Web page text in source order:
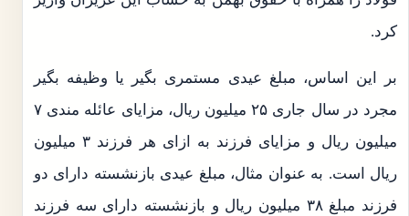
کرد.
بر این اساس، مبلغ عیدی مستمری بگیر یا وظیفه بگیر
مجرد در سال جاری ۲۵ میلیون ریال، مزایای عائله مندی ۷
میلیون ریال و مزایای فرزند به ازای هر فرزند ۳ میلیون
ریال است. به عنوان مثال، مبلغ عیدی بازنشسته دارای دو
فرزند مبلغ ۳۸ میلیون ریال و بازنشسته دارای سه فرزند